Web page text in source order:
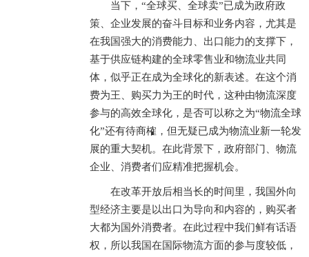
当下，“全球买、全球卖”已成为政府政
策、企业发展的奋斗目标和业务内容，尤其是
在我国强大的消费能力、出口能力的支撑下，
基于供应链构建的全球零售业和物流业共同
体，似乎正在成为全球化的新表述。在这个消
费为王、购买力为王的时代，这种由物流深度
参与的高效全球化，是否可以称之为“物流全球
化”还有待商榷，但无疑已成为物流业新一轮发
展的重大契机。在此背景下，政府部门、物流
企业、消费者们应精准把握机会。
在改革开放后相当长的时间里，我国外向
型经济主要是以出口为导向和内容的，购买者
大都为国外消费者。在此过程中我们鲜有话语
权，所以我国在国际物流方面的参与度较低，